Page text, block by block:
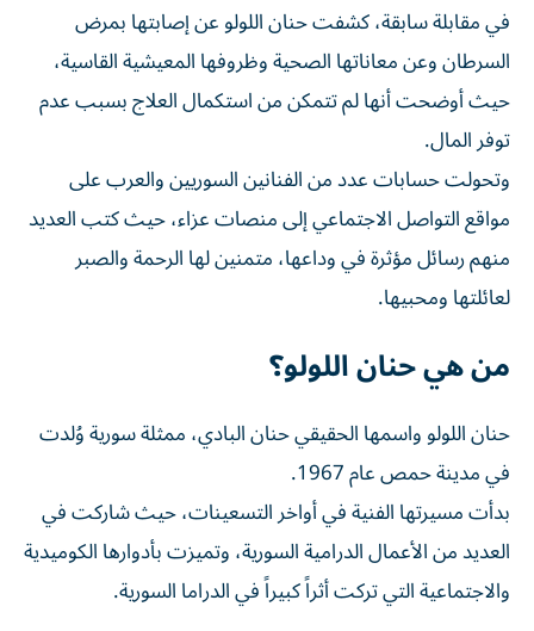
في مقابلة سابقة، كشفت حنان اللولو عن إصابتها بمرض
السرطان وعن معاناتها الصحية وظروفها المعيشية القاسية،
حيث أوضحت أنها لم تتمكن من استكمال العلاج بسبب عدم
توفر المال.
وتحولت حسابات عدد من الفنانين السوريين والعرب على
مواقع التواصل الاجتماعي إلى منصات عزاء، حيث كتب العديد
منهم رسائل مؤثرة في وداعها، متمنين لها الرحمة والصبر
لعائلتها ومحبيها.
من هي حنان اللولو؟
حنان اللولو واسمها الحقيقي حنان البادي، ممثلة سورية وُلدت
في مدينة حمص عام 1967.
بدأت مسيرتها الفنية في أواخر التسعينات، حيث شاركت في
العديد من الأعمال الدرامية السورية، وتميزت بأدوارها الكوميدية
والاجتماعية التي تركت أثراً كبيراً في الدراما السورية.